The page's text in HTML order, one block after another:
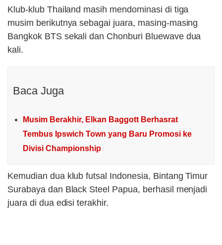
Klub-klub Thailand masih mendominasi di tiga
musim berikutnya sebagai juara, masing-masing
Bangkok BTS sekali dan Chonburi Bluewave dua
kali.
Baca Juga
Musim Berakhir, Elkan Baggott Berhasrat
Tembus Ipswich Town yang Baru Promosi ke
Divisi Championship
Kemudian dua klub futsal Indonesia, Bintang Timur
Surabaya dan Black Steel Papua, berhasil menjadi
juara di dua edisi terakhir.